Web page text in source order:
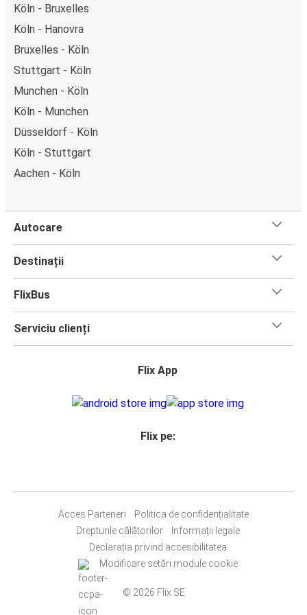
Köln - Bruxelles
Köln - Hanovra
Bruxelles - Köln
Stuttgart - Köln
Munchen - Köln
Köln - Munchen
Düsseldorf - Köln
Köln - Stuttgart
Aachen - Köln
Autocare
Destinații
FlixBus
Serviciu clienți
Flix App
Flix pe:
Acces Parteneri
Politica de confidențialitate
Drepturile călătorilor
Informații legale
Declarația privind accesibilitatea
Modificare setări module cookie
© 2026 Flix SE